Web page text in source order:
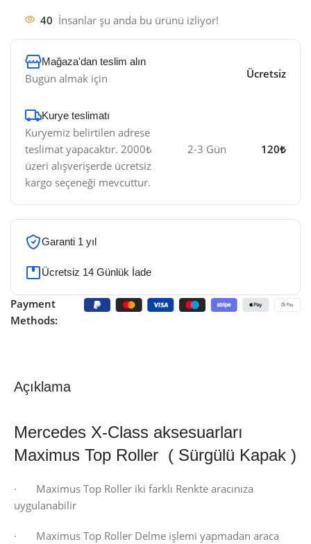
40 İnsanlar şu anda bu ürünü izliyor!
Mağaza'dan teslim alın
Bugün almak için Ücretsiz
Kurye teslimatı​
Kuryemiz belirtilen adrese
teslimat yapacaktır. 2000₺
üzeri alışverişerde ücretsiz
kargo seçeneği mevcuttur.
2-3 Gün 120₺
Garanti 1 yıl
Ücretsiz 14 Günlük İade
Payment
Methods:
Açıklama
Mercedes X-Class aksesuarları
Maximus Top Roller ( Sürgülü Kapak )
· Maximus Top Roller iki farklı Renkte aracınıza
uygulanabilir
· Maximus Top Roller Delme işlemi yapmadan araca